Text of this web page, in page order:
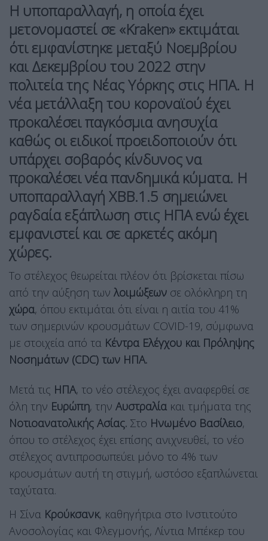
Η υποπαραλλαγή, η οποία έχει
μετονομαστεί σε «Kraken» εκτιμάται
ότι εμφανίστηκε μεταξύ Νοεμβρίου
και Δεκεμβρίου του 2022 στην
πολιτεία της Νέας Υόρκης στις ΗΠΑ. Η
νέα μετάλλαξη του κοροναϊού έχει
προκαλέσει παγκόσμια ανησυχία
καθώς οι ειδικοί προειδοποιούν ότι
υπάρχει σοβαρός κίνδυνος να
προκαλέσει νέα πανδημικά κύματα. Η
υποπαραλλαγή ΧΒΒ.1.5 σημειώνει
ραγδαία εξάπλωση στις ΗΠΑ ενώ έχει
εμφανιστεί και σε αρκετές ακόμη
χώρες.
Το στέλεχος θεωρείται πλέον ότι βρίσκεται πίσω
από την αύξηση των λοιμώξεων σε ολόκληρη τη
χώρα, όπου εκτιμάται ότι είναι η αιτία του 41%
των σημερινών κρουσμάτων COVID-19, σύμφωνα
με στοιχεία από τα Κέντρα Ελέγχου και Πρόληψης
Νοσημάτων (CDC) των ΗΠΑ.
Μετά τις ΗΠΑ, το νέο στέλεχος έχει αναφερθεί σε
όλη την Ευρώπη, την Αυστραλία και τμήματα της
Νοτιοανατολικής Ασίας. Στο Ηνωμένο Βασίλειο,
όπου το στέλεχος έχει επίσης ανιχνευθεί, το νέο
στέλεχος αντιπροσωπεύει μόνο το 4% των
κρουσμάτων αυτή τη στιγμή, ωστόσο εξαπλώνεται
ταχύτατα.
Η Σίνα Κρούκσανκ, καθηγήτρια στο Ινστιτούτο
Ανοσολογίας και Φλεγμονής, Λίντια Μπέκερ του